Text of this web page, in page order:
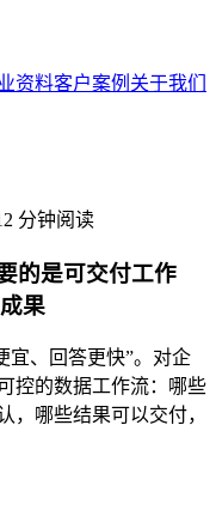
资料客户案例 关于我们
分钟阅读
的是可交付工作
果
宜、回答更快”。对企
控的数据工作流：哪些
，哪些结果可以交付，